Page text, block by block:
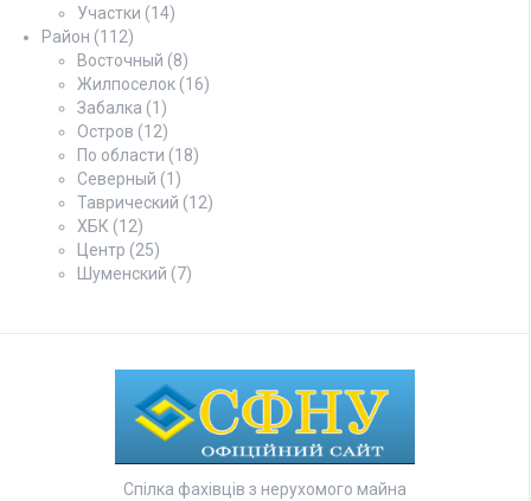
Участки (14)
Район (112)
Восточный (8)
Жилпоселок (16)
Забалка (1)
Остров (12)
По области (18)
Северный (1)
Таврический (12)
ХБК (12)
Центр (25)
Шуменский (7)
Спілка фахівців з нерухомого майна